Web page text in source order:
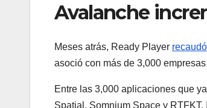
Avalanche
Meses atrás, Ready Player recaudó
asoció con más de 3,000
Entre las 3,000 aplicaciones que
Spatial, Somnium Space y